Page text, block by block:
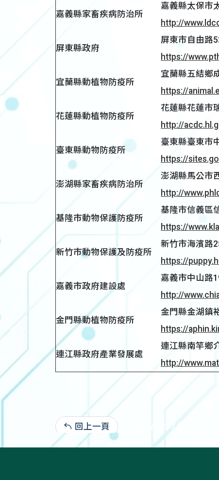
嘉義縣家畜疾病防治所
嘉義縣太保市
http://
屏東縣政府
屏東市自由路
https://
宜蘭縣動植物防疫所
宜蘭縣五結鄉
https://
花蓮縣動植物防疫所
花蓮縣花蓮市
http://
臺東縣動物防疫所
臺東縣臺東市
https://
澎湖縣家畜疾病防治所
澎湖縣馬公市
http://
基隆市動物保護防疫所
基隆市信義區
https://
新竹市動物保護及防疫所
新竹市海濱
https://
嘉義市政府建設處
嘉義市中山
http://
金門縣動植物防疫所
金門縣金湖鎮
https://
連江縣政府產業發展處
連江縣南竿鄉
http://
回上一頁 98-08-21:217,841